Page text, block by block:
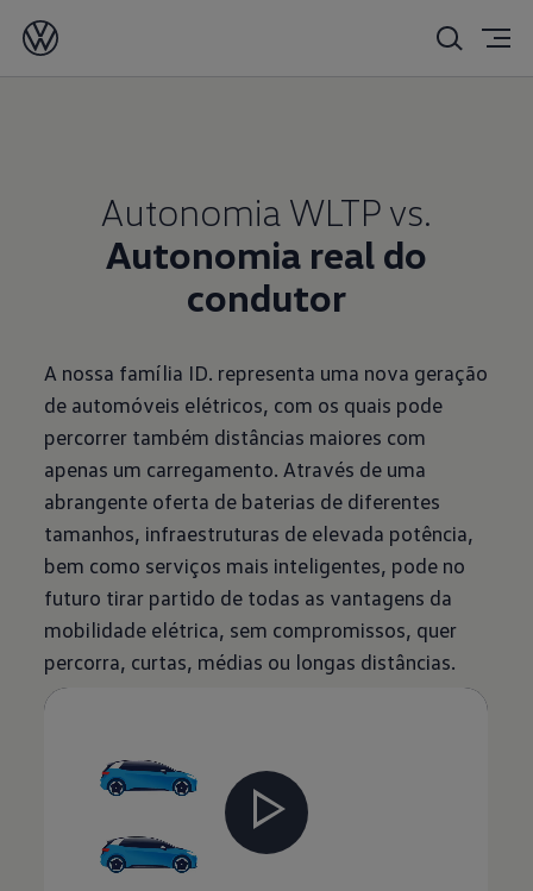
Autonomia WLTP vs.
Autonomia real do
condutor
A nossa família ID. representa uma nova geração
de automóveis elétricos, com os quais pode
percorrer também distâncias maiores com
apenas um carregamento. Através de uma
abrangente oferta de baterias de diferentes
tamanhos, infraestruturas de elevada potência,
bem como serviços mais inteligentes, pode no
futuro tirar partido de todas as vantagens da
mobilidade elétrica, sem compromissos, quer
percorra, curtas, médias ou longas distâncias.